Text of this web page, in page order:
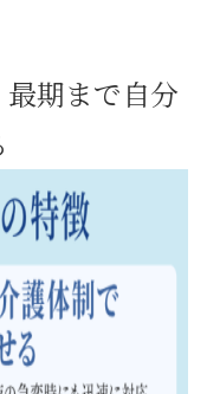
期まで自分